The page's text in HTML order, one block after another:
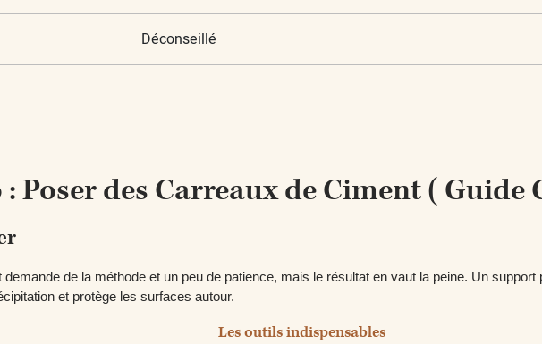
Déconseillé
Poser des Carreaux de Ciment ( Guide
de la méthode et un peu de patience, mais le résultat en vaut la peine. Un support
et protège les surfaces autour.
Les outils indispensables